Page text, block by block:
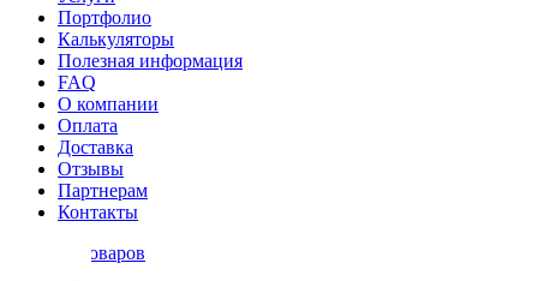
Портфолио
Калькуляторы
Полезная информация
FAQ
О компании
Оплата
Доставка
Отзывы
Партнерам
Контакты
Каталог товаров